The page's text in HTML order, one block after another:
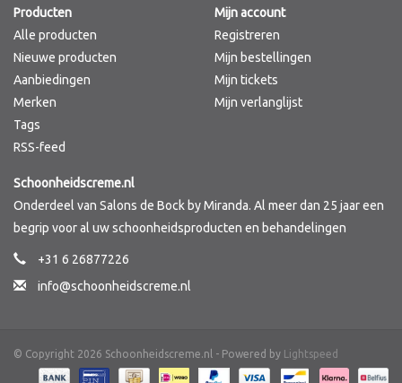
Merken
Producten
Alle producten
Nieuwe producten
Aanbiedingen
Merken
Tags
RSS-feed
Mijn account
Registreren
Mijn bestellingen
Mijn tickets
Mijn verlanglijst
Schoonheidscreme.nl
Onderdeel van Salons de Bock by Miranda. Al meer dan 25 jaar een
begrip voor al uw schoonheidsproducten en behandelingen
+31 6 26877226
info@schoonheidscreme.nl
© Copyright 2026 Schoonheidscreme.nl - Powered by Lightspeed